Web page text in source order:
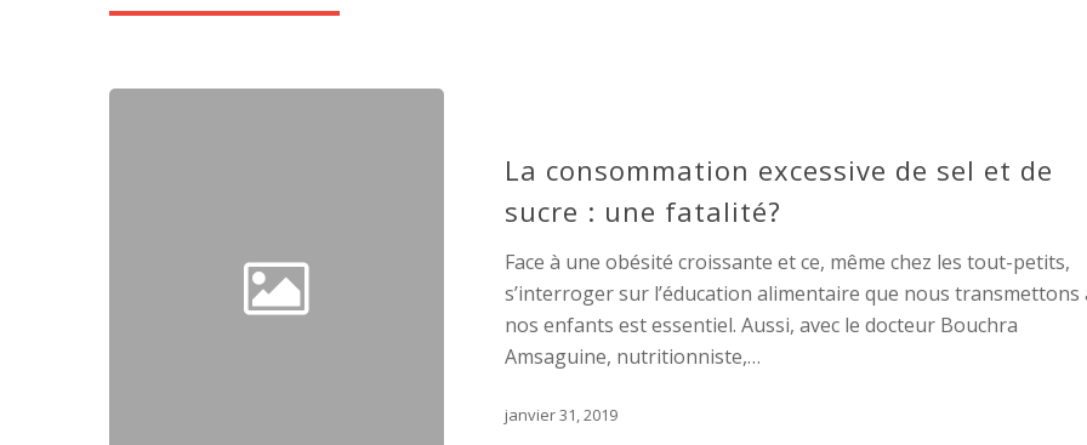
La consommation excessive de sel et de
sucre : une fatalité?
Face à une obésité croissante et ce, même chez les tout-petits,
s’interroger sur l’éducation alimentaire que nous transmettons
nos enfants est essentiel. Aussi, avec le docteur Bouchra
Amsaguine, nutritionniste,…
janvier 31, 2019